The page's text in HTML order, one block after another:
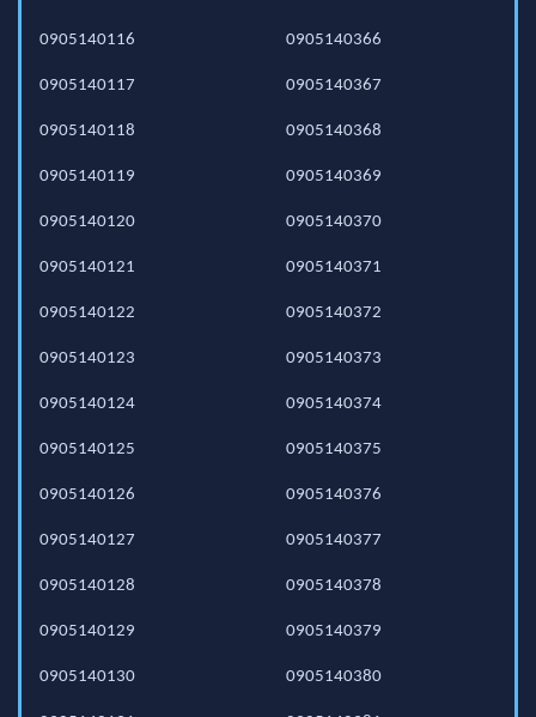
0905140116
0905140117
0905140118
0905140119
0905140120
0905140121
0905140122
0905140123
0905140124
0905140125
0905140126
0905140127
0905140128
0905140129
0905140130
0905140366
0905140367
0905140368
0905140369
0905140370
0905140371
0905140372
0905140373
0905140374
0905140375
0905140376
0905140377
0905140378
0905140379
0905140380